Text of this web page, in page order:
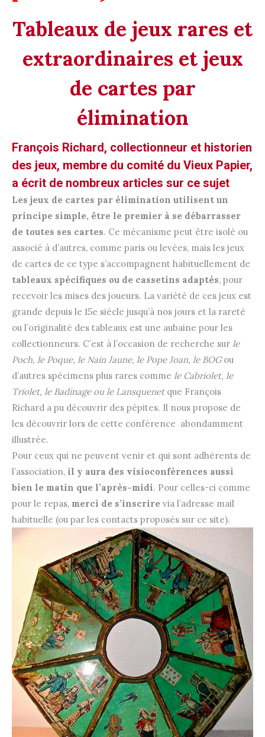
Tableaux de jeux rares et
extraordinaires et jeux
de cartes par
élimination
François Richard, collectionneur et historien
des jeux, membre du comité du Vieux Papier,
a écrit de nombreux articles sur ce sujet
Les jeux de cartes par élimination utilisent un
principe simple, être le premier à se débarrasser
de toutes ses cartes. Ce mécanisme peut être isolé ou
associé à d’autres, comme paris ou levées, mais les jeux
de cartes de ce type s’accompagnent habituellement de
tableaux spécifiques ou de cassetins adaptés, pour
recevoir les mises des joueurs. La variété de ces jeux est
grande depuis le 15e siècle jusqu’à nos jours et la rareté
ou l’originalité des tableaux est une aubaine pour les
collectionneurs. C’est à l’occasion de recherche sur le
Poch, le Poque, le Nain Jaune, le Pope Joan, le BOGou
d’autres spécimens plus rares comme le Cabriolet, le
Triolet, le Badinage ou le Lansquenetque François
Richard a pu découvrir des pépites. Il nous propose de
les découvrir lors de cette conférence abondamment
illustrée.
Pour ceux qui ne peuvent venir et qui sont adhérents de
l’association, il y aura des visioconférences aussi
bien le matin que l’après-midi. Pour celles-ci comme
pour le repas, merci de s’inscrire via l’adresse mail
habituelle (ou par les contacts proposés sur ce site).